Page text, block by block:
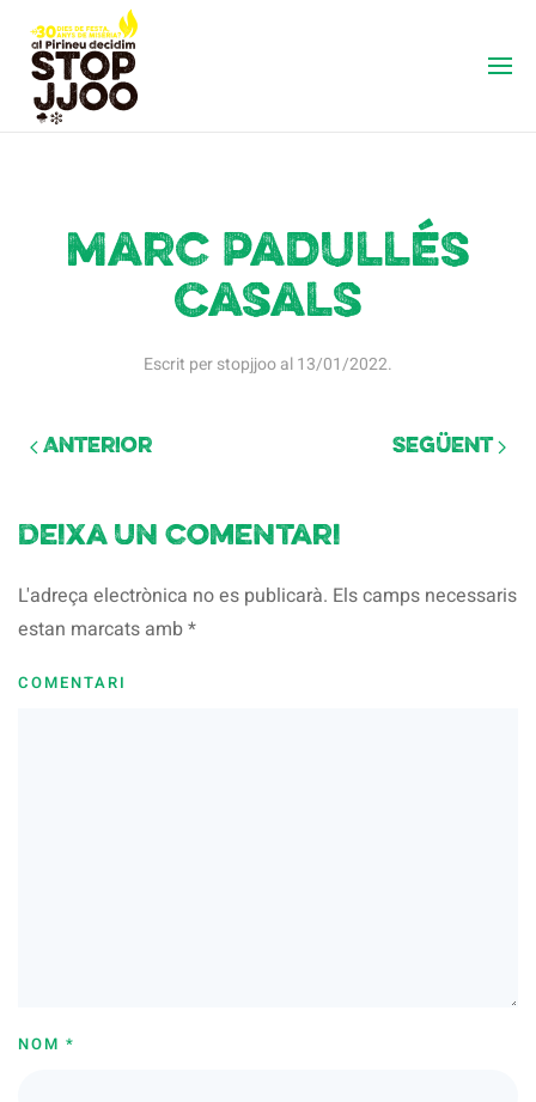
Marc Padullés
Casals
Escrit perstopjjooal13/01/2022.
Anterior Següent
Deixa un comentari
L'adreça electrònica no es publicarà. Els camps necessaris
estan marcats amb*
COMENTARI
NOM *